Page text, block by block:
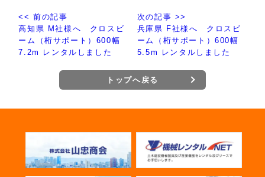
<< 前の記事
高知県 M社様へ クロスビ
ーム（桁サポート）600幅
7.2m レンタルしました
次の記事 >>
兵庫県 F社様へ クロスビ
ーム（桁サポート）600幅
5.5m レンタルしました
トップへ戻る